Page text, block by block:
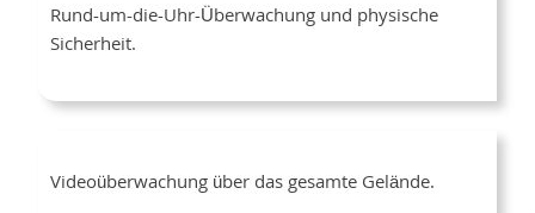
Rund-um-die-Uhr-Überwachung und physische
Sicherheit.
Videoüberwachung über das gesamte Gelände.